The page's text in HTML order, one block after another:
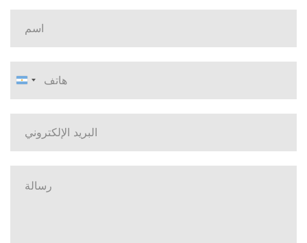
الأرجنتين
+54